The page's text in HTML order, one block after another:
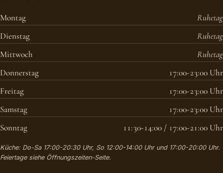
Montag
Ruhetag
Dienstag
Ruhetag
Mittwoch
Ruhetag
Donnerstag
17:00-23:00 Uhr
Freitag
17:00-23:00 Uhr
Samstag
17:00-23:00 Uhr
Sonntag
11:30-14:00 / 17:00-21:00 Uhr
Küche: Do-Sa 17:00-20:30 Uhr, So 12:00-14:00 Uhr und 17:00-20:00 Uhr.
Feiertage siehe Öffnungszeiten-Seite.